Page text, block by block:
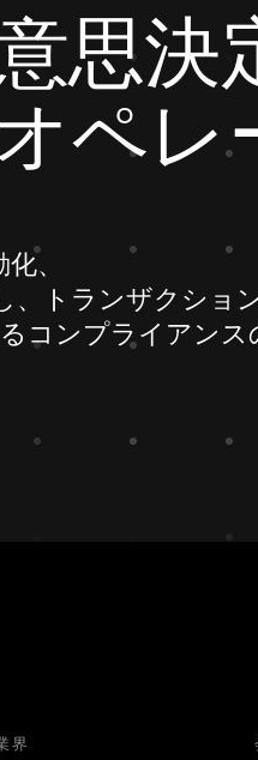
思決
ペレ
、
トランザクション
コンプライアンス
界